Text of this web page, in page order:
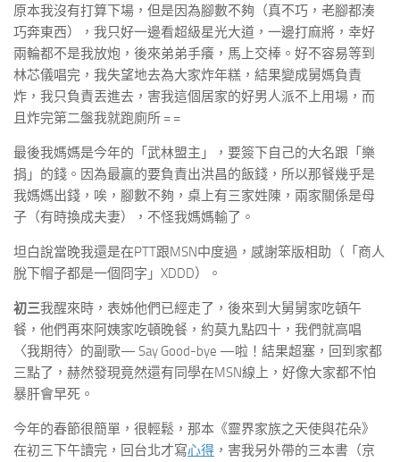
原本我沒有打算下場，但是因為腳數不夠（真不巧，老腳都湊
巧奔東西），我只好一邊看超級星光大道，一邊打麻將，幸好
兩輪都不是我放炮，後來弟弟手癢，馬上交棒。好不容易等到
林芯儀唱完，我失望地去為大家炸年糕，結果變成舅媽負責
炸，我只負責丟進去，害我這個居家的好男人派不上用場，而
且炸完第二盤我就跑廁所 = =
最後我媽媽是今年的「武林盟主」，要簽下自己的大名跟「樂
捐」的錢。因為最贏的要負責出洪昌的飯錢，所以那餐幾乎是
我媽媽出錢，唉，腳數不夠，桌上有三家姓陳，兩家關係是母
子（有時換成夫妻），不怪我媽媽輸了。
坦白說當晚我還是在PTT跟MSN中度過，感謝笨版相助（「商人
脫下帽子都是一個冏字」XDDD）。
初三我醒來時，表姊他們已經走了，後來到大舅舅家吃頓午
餐，他們再來阿姨家吃頓晚餐，約莫九點四十，我們就高唱
〈我期待〉的副歌— Say Good-bye —啦！結果超塞，回到家都
三點了，赫然發現竟然還有同學在MSN線上，好像大家都不怕
暴肝會早死。
今年的春節很簡單，很輕鬆，那本《靈界家族之天使與花朵》
在初三下午讀完，回台北才寫心得 ，害我另外帶的三本書（京